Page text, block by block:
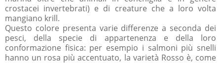
crostacei invertebrati) e di creature che a loro volta
mangiano krill.
Questo colore presenta varie differenze a seconda dei
pesci, della specie di appartenenza e della loro
conformazione fisica: per esempio i salmoni più snelli
hanno un rosa più accentuato, la varietà Rosso è, come